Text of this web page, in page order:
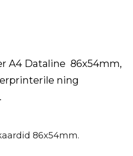
A4 Dataline 86x54mm,
ning
86x54mm.